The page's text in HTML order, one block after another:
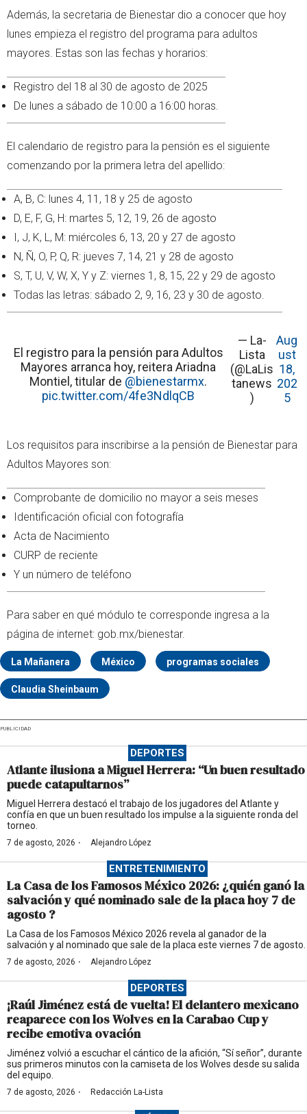
Además, la secretaria de Bienestar dio a conocer que hoy
lunes empieza el registro del programa para adultos
mayores. Estas son las fechas y horarios:
Registro del 18 al 30 de agosto de 2025
De lunes a sábado de 10:00 a 16:00 horas.
El calendario de registro para la pensión es el siguiente
comenzando por la primera letra del apellido:
A, B, C: lunes 4, 11, 18 y 25 de agosto
D, E, F, G, H: martes 5, 12, 19, 26 de agosto
I, J, K, L, M: miércoles 6, 13, 20 y 27 de agosto
N, Ñ, O, P, Q, R: jueves 7, 14, 21 y 28 de agosto
S, T, U, V, W, X, Y y Z: viernes 1, 8, 15, 22 y 29 de agosto
Todas las letras: sábado 2, 9, 16, 23 y 30 de agosto.
El registro para la pensión para Adultos
Mayores arranca hoy, reitera Ariadna
Montiel, titular de @bienestarmx.
pic.twitter.com/4fe3NdlqCB
— La-
Lista
(@LaLis
tanews
)
Aug
ust
18,
202
5
Los requisitos para inscribirse a la pensión de Bienestar para
Adultos Mayores son:
Comprobante de domicilio no mayor a seis meses
Identificación oficial con fotografía
Acta de Nacimiento
CURP de reciente
Y un número de teléfono
Para saber en qué módulo te corresponde ingresa a la
página de internet: gob.mx/bienestar.
La Mañanera México programas sociales
Claudia Sheinbaum
PUBLICIDAD
DEPORTES
Atlante ilusiona a Miguel Herrera: “Un buen resultado
puede catapultarnos”
Miguel Herrera destacó el trabajo de los jugadores del Atlante y
confía en que un buen resultado los impulse a la siguiente ronda del
torneo.
7 de agosto, 2026 · Alejandro López
ENTRETENIMIENTO
La Casa de los Famosos México 2026: ¿quién ganó la
salvación y qué nominado sale de la placa hoy 7 de
agosto ?
La Casa de los Famosos México 2026 revela al ganador de la
salvación y al nominado que sale de la placa este viernes 7 de agosto.
7 de agosto, 2026 · Alejandro López
DEPORTES
¡Raúl Jiménez está de vuelta! El delantero mexicano
reaparece con los Wolves en la Carabao Cup y
recibe emotiva ovación
Jiménez volvió a escuchar el cántico de la afición, “Sí señor”, durante
sus primeros minutos con la camiseta de los Wolves desde su salida
del equipo.
7 de agosto, 2026 · Redacción La-Lista